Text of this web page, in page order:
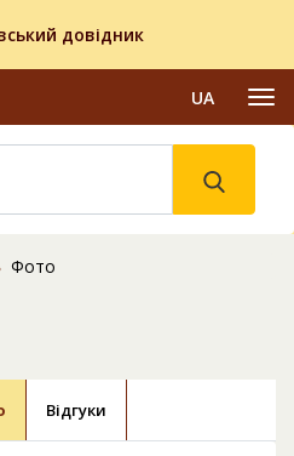
довідник
UA
Фото
Відгуки